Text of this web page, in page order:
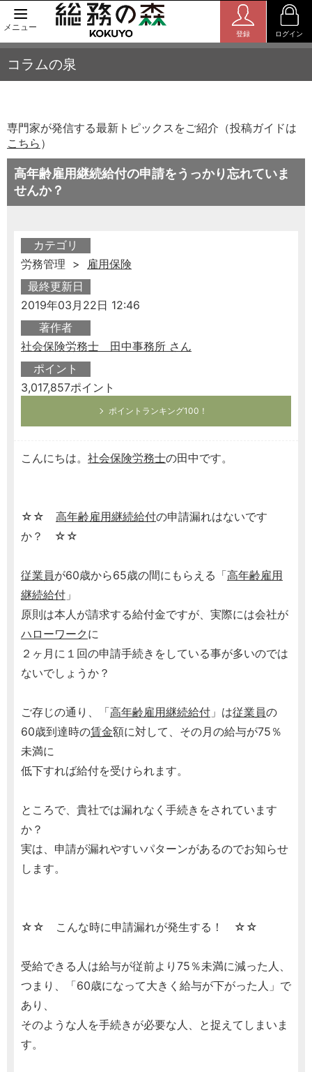
メニュー
登録 ログイン
コラムの泉
専門家が発信する最新トピックスをご紹介（投稿ガイドは
こちら ）
高年齢雇用継続給付の申請をうっかり忘れていま
せんか？
カテゴリ
労務管理 > 雇用保険
最終更新日
2019年03月22日 12:46
著作者
社会保険労務士 田中事務所 さん
ポイント
3,017,857ポイント
ポイントランキング100！
こんにちは。 社会保険労務士の田中です。
☆☆ 高年齢雇用継続給付の申請漏れはないです
か？ ☆☆
従業員が60歳から65歳の間にもらえる「高年齢雇用
継続給付 」
原則は本人が請求する給付金ですが、実際には会社が
ハローワーク に
２ヶ月に１回の申請手続きをしている事が多いのでは
ないでしょうか？
ご存じの通り、「高年齢雇用継続給付 」は従業員の
60歳到達時の賃金額に対して、その月の給与が75％
未満に
低下すれば給付を受けられます。
ところで、貴社では漏れなく手続きをされています
か？
実は、申請が漏れやすいパターンがあるのでお知らせ
します。
☆☆ こんな時に申請漏れが発生する！ ☆☆
受給できる人は給与が従前より75％未満に減った人、
つまり、「60歳になって大きく給与が下がった人」で
あり、
そのような人を手続きが必要な人、と捉えてしまいま
す。